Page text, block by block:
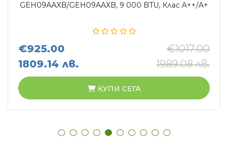
GEH09AAXB/GEH09AAXB, 9 000 BTU, Клас А++/А+
€925.00
1809.14 лв.
€1017.00
1989.08 лв.
КУПИ СЕГА